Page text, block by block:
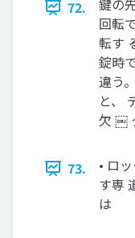
72.
鍵の
回転
転す
錠時
違う
と、
欠 ￼
73.
• ロ
す専
は